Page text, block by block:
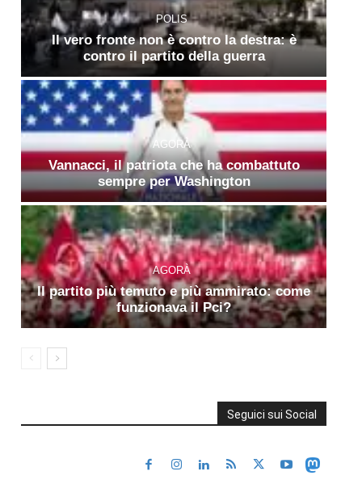
POLIS
Il vero fronte non è contro la destra: è
contro il partito della guerra
AGORÀ
Vannacci, il patriota che ha combattuto
sempre per Washington
AGORÀ
Il partito più temuto e più ammirato: come
funzionava il Pci?
Seguici sui Social